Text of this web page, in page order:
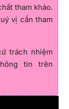
tham khảo.
vị cần tham
trách nhiệm
tin trên